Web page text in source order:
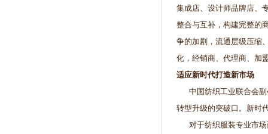
集成店、设计师品牌店、
整合与互补，构建完整的
争的加剧，流通层级压缩
化，经销商、代理商、加
适应新时代打造新市场
中国纺织工业联合会副
转型升级的突破口。新时
对于纺织服装专业市场